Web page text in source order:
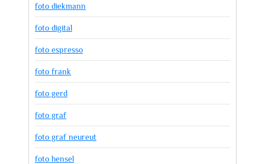
foto diekmann
foto digital
foto espresso
foto frank
foto gerd
foto graf
foto graf neureut
foto hensel